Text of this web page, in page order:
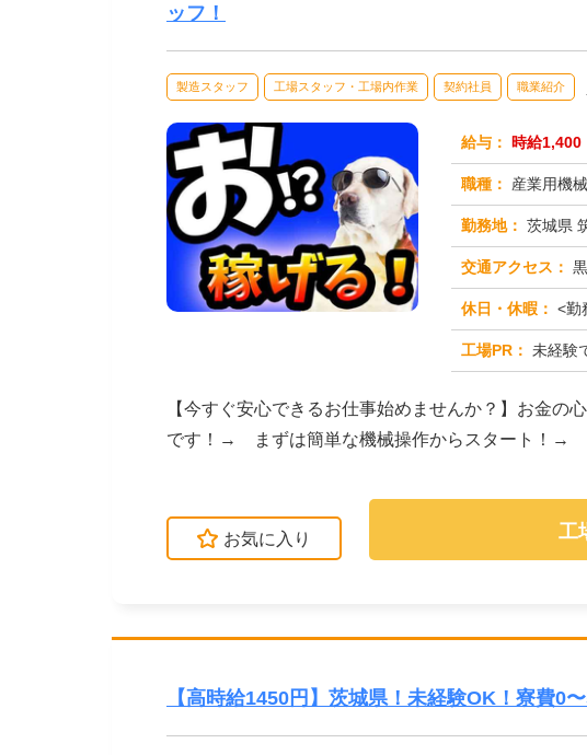
ッフ！
製造スタッフ 工場スタッフ・工場内作業 契約社員 職業紹介
給与： 時給1,400
職種： 産業用機
勤務地： 茨城県
交通アクセス：
休日・休暇： <勤
工場PR： 未経験でも安心
【今すぐ安心できるお仕事始めませんか？】お金の心配、仕事の不安…
です！→ まずは簡単な機械操作からスタート！→
お気に入り 工
【高時給1450円】茨城県！未経験OK！寮費0